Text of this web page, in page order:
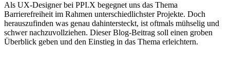
Als UX-Designer bei PPI.X begegnet uns das Thema
Barrierefreiheit im Rahmen unterschiedlichster Projekte. Doch
herauszufinden was genau dahintersteckt, ist oftmals mühselig und
schwer nachzuvollziehen. Dieser Blog-Beitrag soll einen groben
Überblick geben und den Einstieg in das Thema erleichtern.